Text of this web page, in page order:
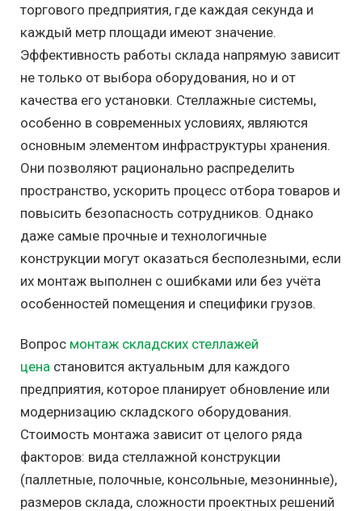
торгового предприятия, где каждая секунда и
каждый метр площади имеют значение.
Эффективность работы склада напрямую зависит
не только от выбора оборудования, но и от
качества его установки. Стеллажные системы,
особенно в современных условиях, являются
основным элементом инфраструктуры хранения.
Они позволяют рационально распределить
пространство, ускорить процесс отбора товаров и
повысить безопасность сотрудников. Однако
даже самые прочные и технологичные
конструкции могут оказаться бесполезными, если
их монтаж выполнен с ошибками или без учёта
особенностей помещения и специфики грузов.
Вопрос монтаж складских стеллажей
цена становится актуальным для каждого
предприятия, которое планирует обновление или
модернизацию складского оборудования.
Стоимость монтажа зависит от целого ряда
факторов: вида стеллажной конструкции
(паллетные, полочные, консольные, мезонинные),
размеров склада, сложности проектных решений